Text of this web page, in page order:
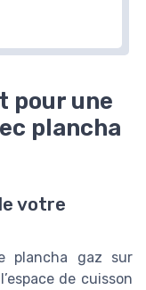
pour une
plancha
votre
plancha gaz sur
de cuisson